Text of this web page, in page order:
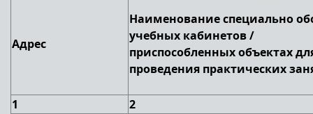
Адрес
Наименование специально
учебных кабинетов /
приспособленных объектах
проведения практических
1 2